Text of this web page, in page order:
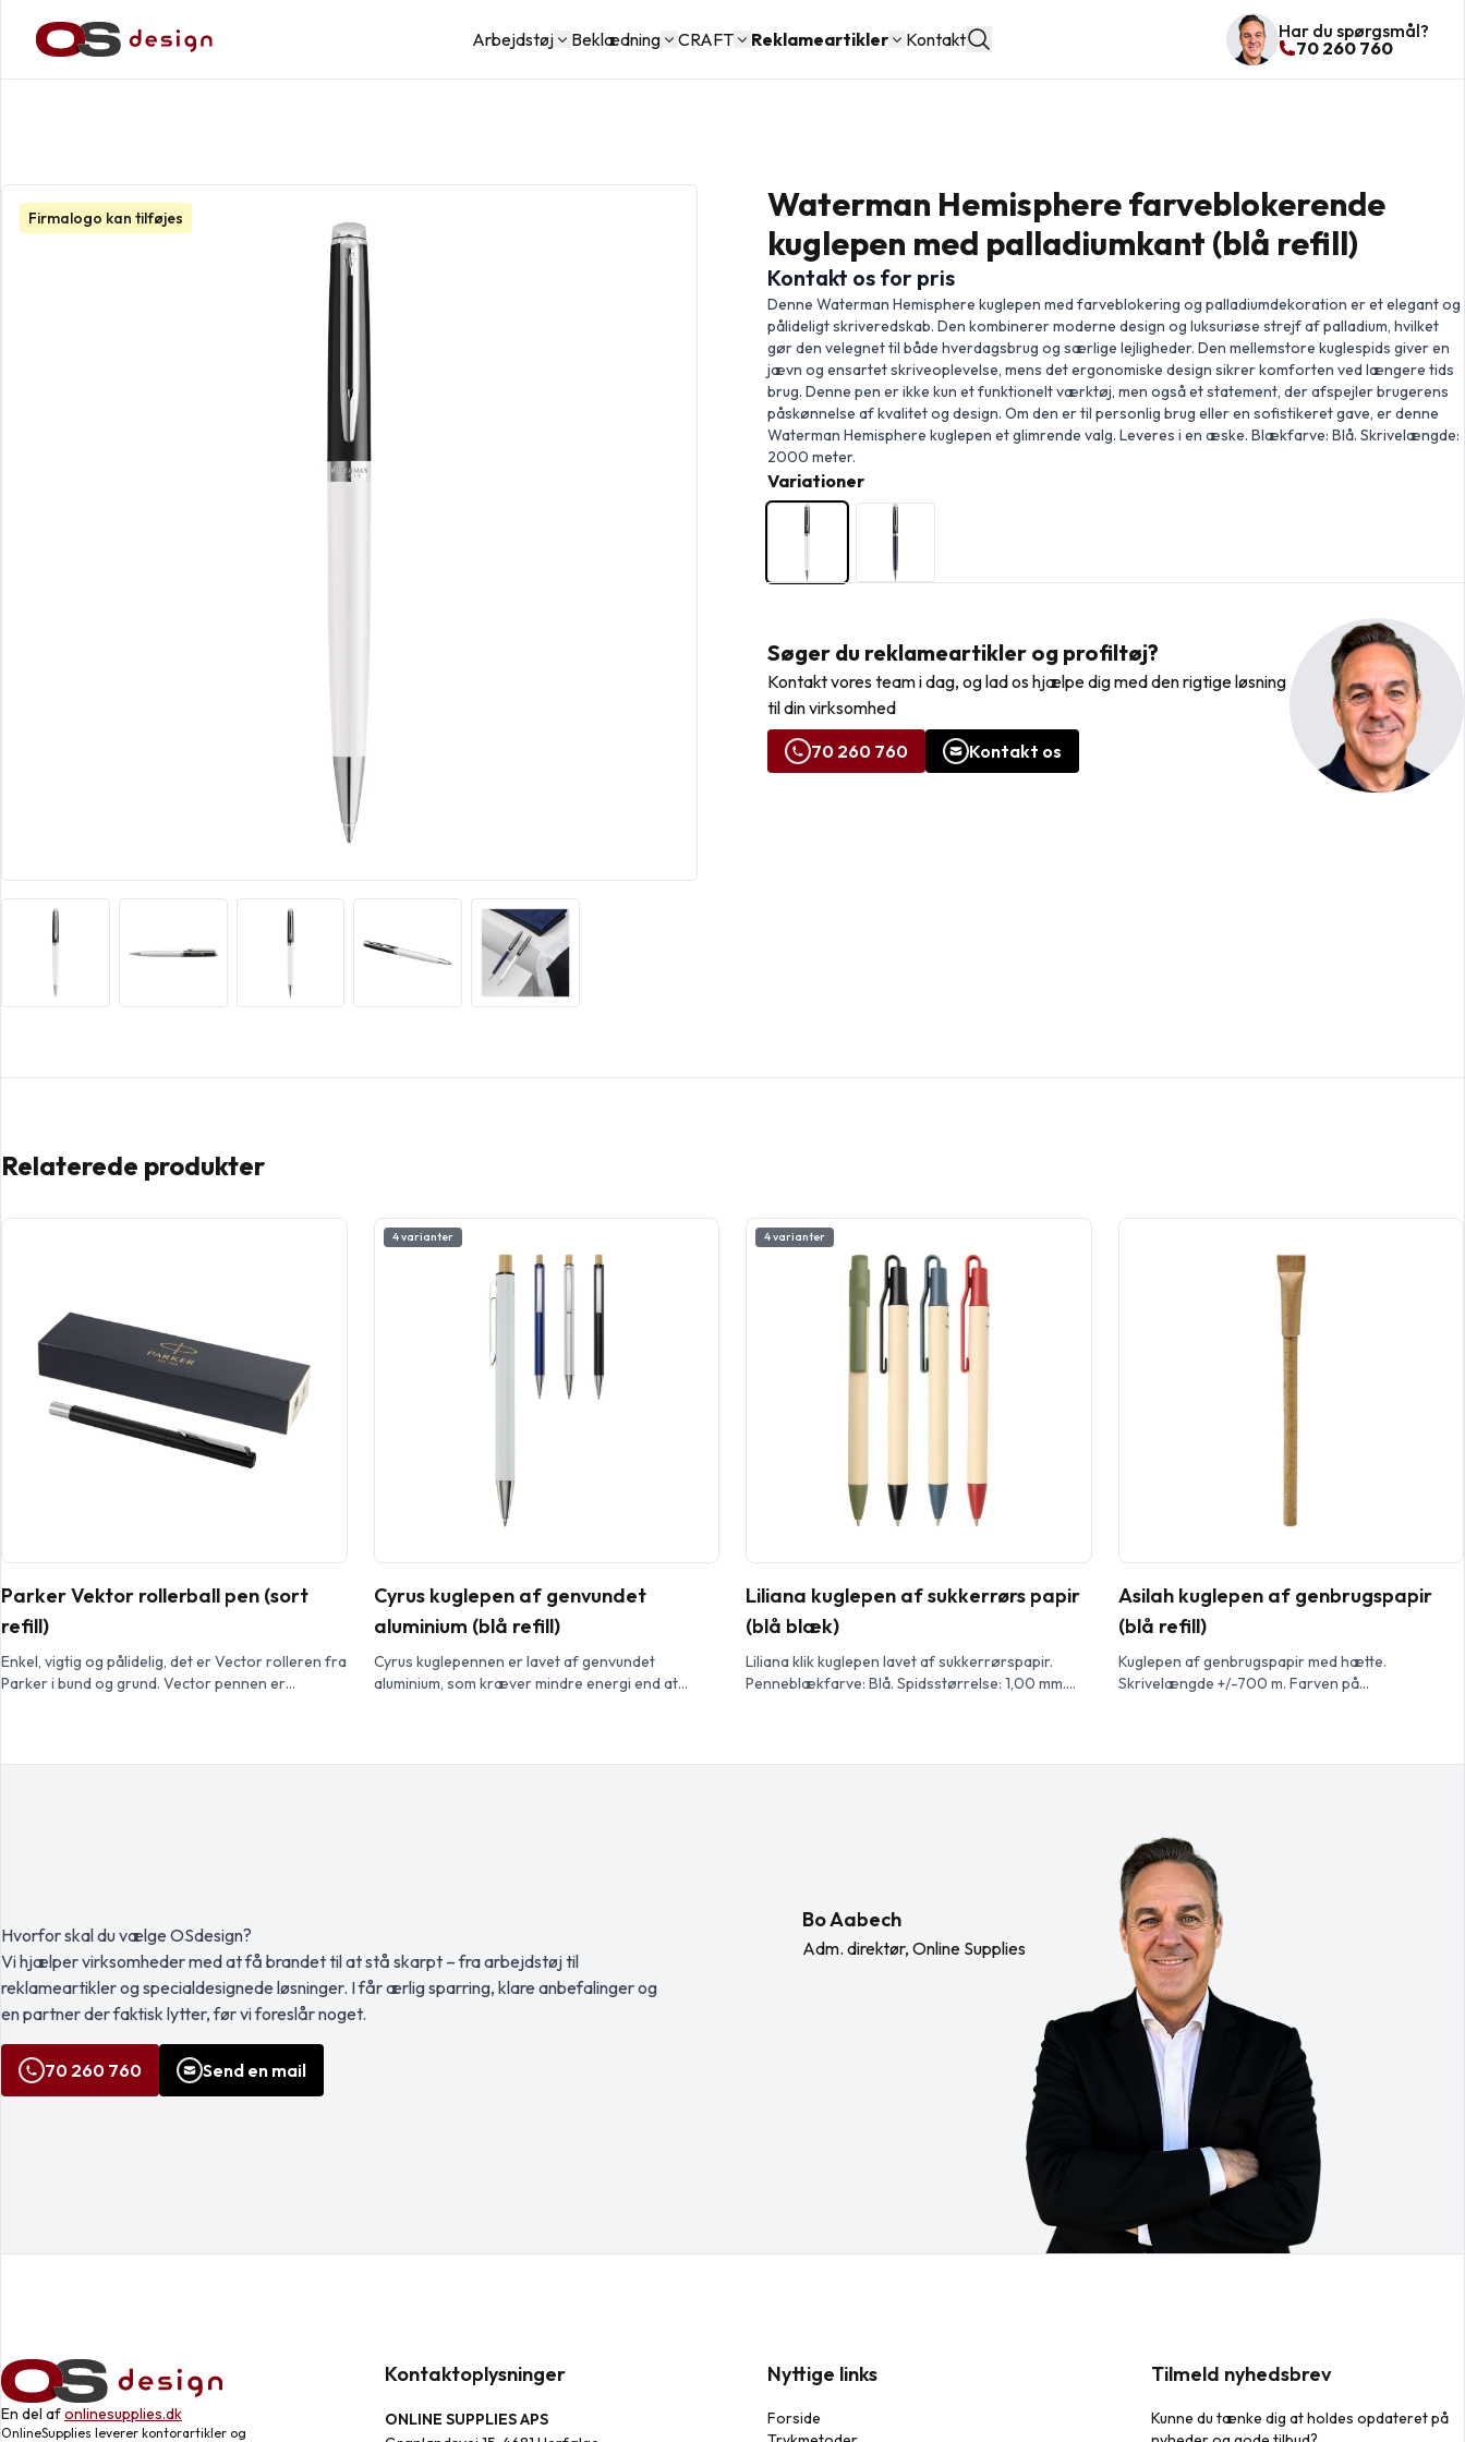
Arbejdstøj Beklædning CRAFT Reklameartikler Kontakt
Har du spørgsmål?
70 260 760
Firmalogo kan tilføjes
Waterman Hemisphere farveblokerende
kuglepen med palladiumkant (blå refill)
Kontakt os for pris
Denne Waterman Hemisphere kuglepen med farveblokering og palladiumdekoration er et elegant og
pålideligt skriveredskab. Den kombinerer moderne design og luksuriøse strejf af palladium, hvilket
gør den velegnet til både hverdagsbrug og særlige lejligheder. Den mellemstore kuglespids giver en
jævn og ensartet skriveoplevelse, mens det ergonomiske design sikrer komforten ved længere tids
brug. Denne pen er ikke kun et funktionelt værktøj, men også et statement, der afspejler brugerens
påskønnelse af kvalitet og design. Om den er til personlig brug eller en sofistikeret gave, er denne
Waterman Hemisphere kuglepen et glimrende valg. Leveres i en æske. Blækfarve: Blå. Skrivelængde:
2000 meter.
Variationer
Søger du reklameartikler og profiltøj?
Kontakt vores team i dag, og lad os hjælpe dig med den rigtige løsning
til din virksomhed
70 260 760
Kontakt os
Relaterede produkter
Parker Vektor rollerball pen (sort
refill)
Enkel, vigtig og pålidelig, det er Vector rolleren fra
Parker i bund og grund. Vector pennen er
4 varianter
Cyrus kuglepen af genvundet
aluminium (blå refill)
Cyrus kuglepennen er lavet af genvundet
aluminium, som kræver mindre energi end at
4 varianter
Liliana kuglepen af sukkerrørs papir
(blå blæk)
Liliana klik kuglepen lavet af sukkerrørspapir.
Penneblækfarve: Blå. Spidsstørrelse: 1,00 mm.
Asilah kuglepen af genbrugspapir
(blå refill)
Kuglepen af genbrugspapir med hætte.
Skrivelængde +/-700 m. Farven på
Hvorfor skal du vælge OSdesign?
Vi hjælper virksomheder med at få brandet til at stå skarpt – fra arbejdstøj til
reklameartikler og specialdesignede løsninger. I får ærlig sparring, klare anbefalinger og
en partner der faktisk lytter, før vi foreslår noget.
70 260 760 Send en mail
Bo Aabech
Adm. direktør, Online Supplies
En del afonlinesupplies.dk
OnlineSupplies leverer kontorartikler og
Kontaktoplysninger
ONLINE SUPPLIES APS
Nyttige links
Forside
Tilmeld nyhedsbrev
Kunne du tænke dig at holdes opdateret på